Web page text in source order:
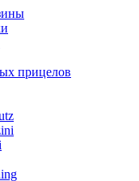
прицелов